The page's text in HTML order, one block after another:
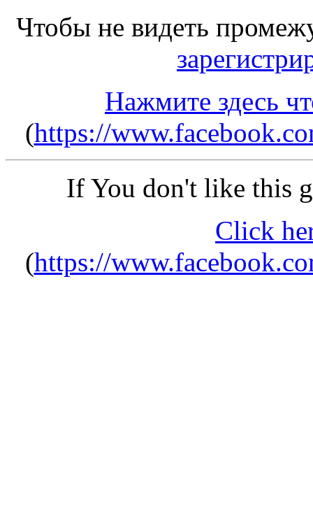
Чтобы не видеть
Нажмите здесь
(https://
If You don't like this
Click
(https://